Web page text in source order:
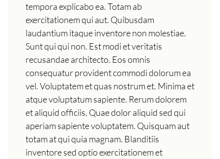
tempora explicabo ea. Totam ab
exercitationem qui aut. Quibusdam
laudantium itaque inventore non molestiae.
Sunt qui qui non. Est modi et veritatis
recusandae architecto. Eos omnis
consequatur provident commodi dolorum ea
vel. Voluptatem et quas nostrum et. Minima et
atque voluptatum sapiente. Rerum dolorem
et aliquid officiis. Quae dolor aliquid sed qui
aperiam sapiente voluptatem. Quisquam aut
totam at qui quia magnam. Blanditiis
inventore sed optio exercitationem et